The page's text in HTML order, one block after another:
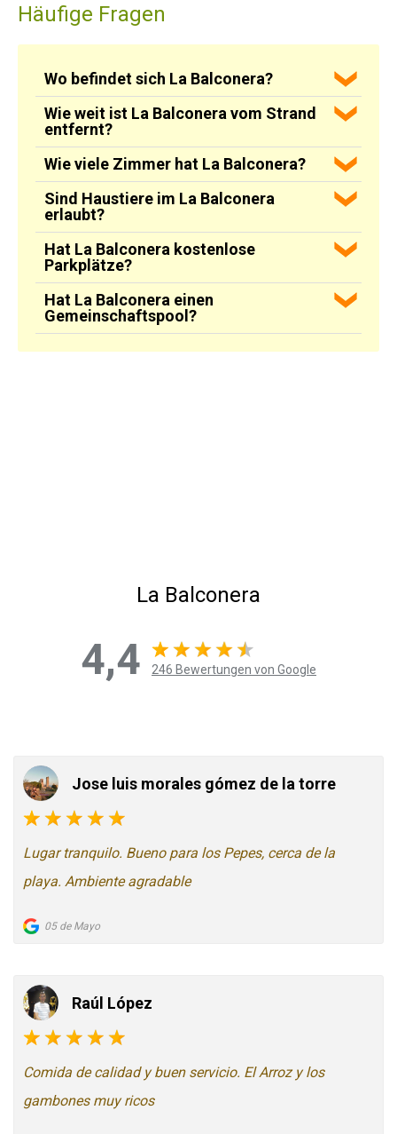
Häufige Fragen
Wo befindet sich La Balconera?
Wie weit ist La Balconera vom Strand
entfernt?
Wie viele Zimmer hat La Balconera?
Sind Haustiere im La Balconera
erlaubt?
Hat La Balconera kostenlose
Parkplätze?
Hat La Balconera einen
Gemeinschaftspool?
La Balconera
4,4 246 Bewertungen von Google
Jose luis morales gómez de la torre
Lugar tranquilo. Bueno para los Pepes, cerca de la
playa. Ambiente agradable
05 de Mayo
Raúl López
Comida de calidad y buen servicio. El Arroz y los
gambones muy ricos